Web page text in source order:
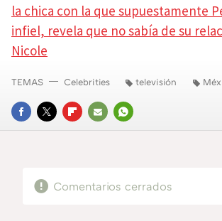
la chica con la que supuestamente
infiel, revela que no sabía de su
Nicole
FACEBOOK
TWITTERFLIPBOARD
E-
WHATSAPP
TEMAS Celebrities televisión
Comentarios cerrados